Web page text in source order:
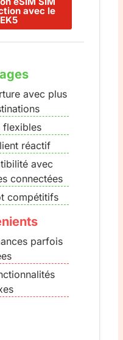
avec le
avec plus
flexibles
réactif
avec
connectées
compétitifs
parfois